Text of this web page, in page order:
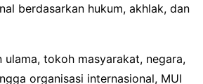
berdasarkan hukum, akhlak, dan
ulama, tokoh masyarakat, negara,
organisasi internasional, MUI